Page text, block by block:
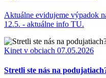
Aktuálne evidujeme výpadok
12.5. - aktuálne info TU.
Kinet v obciach 07.05.2026
Stretli ste nás na